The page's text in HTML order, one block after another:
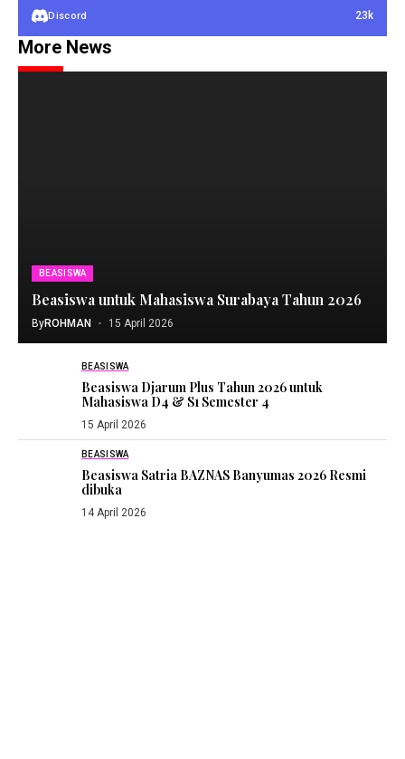
Discord 23k
More News
BEASISWA
Beasiswa untuk Mahasiswa Surabaya Tahun 2026
ByROHMAN 15 April 2026
BEASISWA
Beasiswa Djarum Plus Tahun 2026 untuk
Mahasiswa D4 & S1 Semester 4
15 April 2026
BEASISWA
Beasiswa Satria BAZNAS Banyumas 2026 Resmi
dibuka
14 April 2026